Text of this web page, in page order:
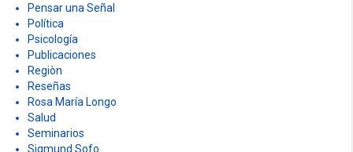
Pensar una Señal
Política
Psicología
Publicaciones
Regiòn
Reseñas
Rosa María Longo
Salud
Seminarios
Sigmund Sofo